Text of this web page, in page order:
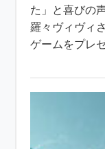
た」と喜びの
羅々ヴィヴィ
ゲームをプレ